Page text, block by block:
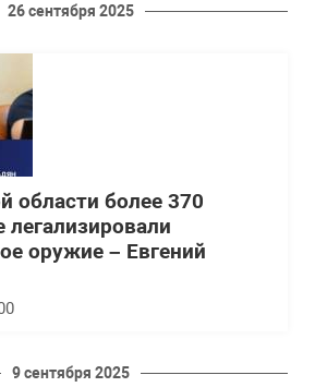
26 сентября 2025
области более 370
оружие – Евгений
9 сентября 2025